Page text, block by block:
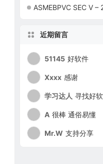
ASMEBPVC SEC V – 2021 SECTION
近期留言
51145 好软件
Xxxx 感谢
学习达人 寻找好
A 很棒 通俗易懂
Mr.W 支持分享